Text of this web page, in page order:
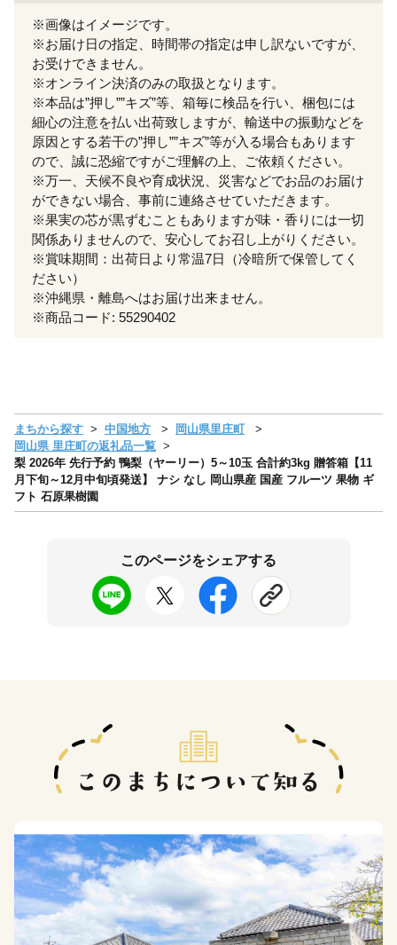
※画像はイメージです。
※お届け日の指定、時間帯の指定は申し訳ないですが、
お受けできません。
※オンライン決済のみの取扱となります。
※本品は”押し””キズ”等、箱毎に検品を行い、梱包には
細心の注意を払い出荷致しますが、輸送中の振動などを
原因とする若干の”押し””キズ”等が入る場合もあります
ので、誠に恐縮ですがご理解の上、ご依頼ください。
※万一、天候不良や育成状況、災害などでお品のお届け
ができない場合、事前に連絡させていただきます。
※果実の芯が黒ずむこともありますが味・香りには一切
関係ありませんので、安心してお召し上がりください。
※賞味期間：出荷日より常温7日（冷暗所で保管してく
ださい）
※沖縄県・離島へはお届け出来ません。
※商品コード: 55290402
まちから探す 中国地方
岡山県里庄町
岡山県 里庄町の返礼品一覧
梨 2026年 先行予約 鴨梨（ヤーリー）5～10玉 合計約3kg 贈答箱【11
月下旬～12月中旬頃発送】 ナシ なし 岡山県産 国産 フルーツ 果物 ギ
フト 石原果樹園
このページをシェアする